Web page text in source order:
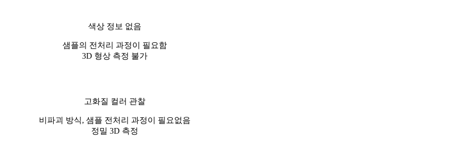
색상 정보 없음
샘플의 전처리 과정이 필요함
3D 형상 측정 불가
고화질 컬러 관찰
비파괴 방식, 샘플 전처리 과정이 필요없음
정밀 3D 측정